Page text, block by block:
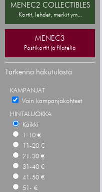
MENEC2 COLLECTIBLES
Kortit, lehdet, merkit ym...
MENEC3
Postikortit ja filatelia
Tarkenna hakutulosta
KAMPANJAT
Vain kampanjakohteet
HINTALUOKKA
Kaikki
1-10 €
11-20 €
21-30 €
31-40 €
41-50 €
51- €